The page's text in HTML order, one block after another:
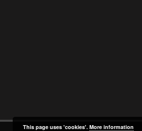
This page uses 'cookies'. More information